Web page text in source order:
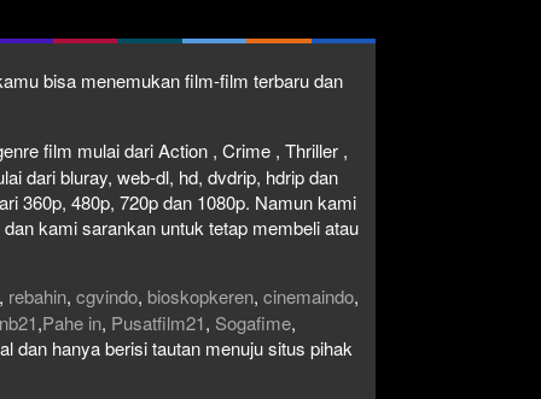
bisa menemukan film-film terbaru dan
film mulai dari Action , Crime , Thriller ,
dari bluray, web-dl, hd, dvdrip, hdrip dan
360p, 480p, 720p dan 1080p. Namun kami
kami sarankan untuk tetap membeli atau
, rebahin, cgvindo, bioskopkeren, cinemaindo,
nb21,Pahe in, Pusatfilm21, Sogafime,
dan hanya berisi tautan menuju situs pihak